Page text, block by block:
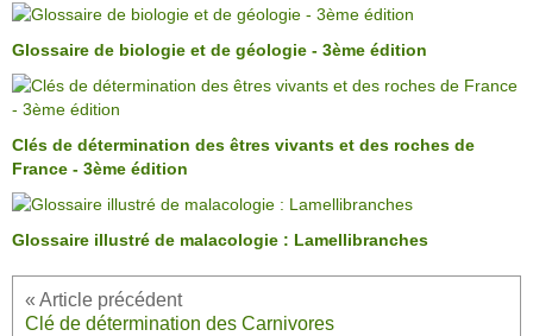
Glossaire de biologie et de géologie - 3ème édition
Clés de détermination des êtres vivants et des roches de
France - 3ème édition
Glossaire illustré de malacologie : Lamellibranches
Clé de détermination des Carnivores